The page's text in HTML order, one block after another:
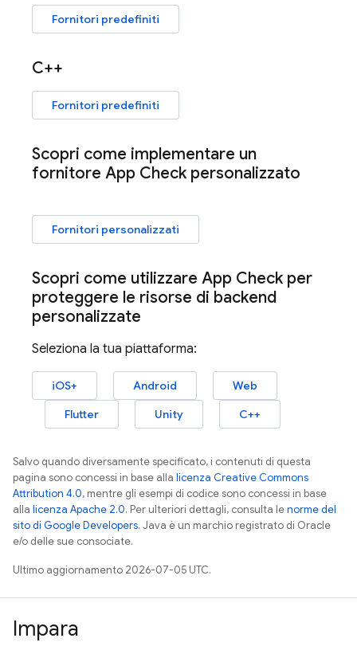
Fornitori predefiniti
C++
Fornitori predefiniti
Scopri come implementare un
fornitore App Check personalizzato
Fornitori personalizzati
Scopri come utilizzare App Check per
proteggere le risorse di backend
personalizzate
Seleziona la tua piattaforma:
iOS+ Android
Web
Flutter
Unity C++
Salvo quando diversamente specificato, i contenuti di questa
pagina sono concessi in base alla licenza Creative Commons
Attribution 4.0, mentre gli esempi di codice sono concessi in base
alla licenza Apache 2.0. Per ulteriori dettagli, consulta lenorme del
sito di Google Developers. Java è un marchio registrato di Oracle
e/o delle sue consociate.
Ultimo aggiornamento 2026-07-05 UTC.
Impara